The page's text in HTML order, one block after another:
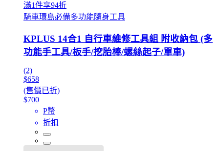
滿1件享94折
騎車環島必備多功能隨身工具
KPLUS 14合1 自行車維修工具組 附收納包 (多
功能手工具/板手/挖胎棒/螺絲起子/單車)
(2)
$658
(售價已折)
$700
P幣
折扣